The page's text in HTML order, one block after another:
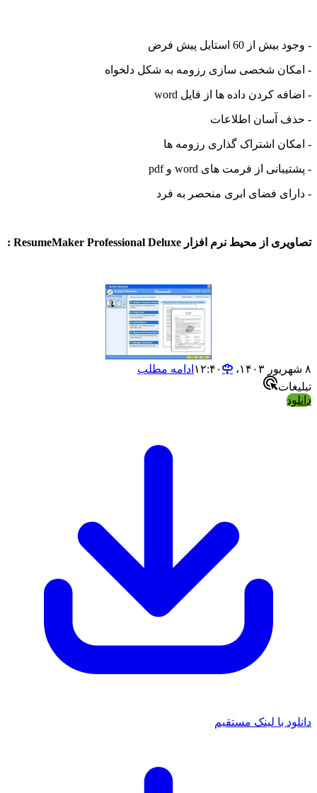
- وجود بیش از 60 استایل پیش فرض
- امکان شخصی سازی رزومه به شکل دلخواه
- اضافه کردن داده ها از فایل word
- حذف آسان اطلاعات
- امکان اشتراک گذاری رزومه ها
- پشتیبانی از فرمت های word و pdf
- دارای فضای ابری منحصر به فرد
تصاویری از محیط نرم افزار ResumeMaker Professional Deluxe :
۸ شهریور ۱۴۰۳،‏ ۱۲:۴۰
ادامه مطلب
تبلیغات
دانلود
دانلود با لینک مستقیم